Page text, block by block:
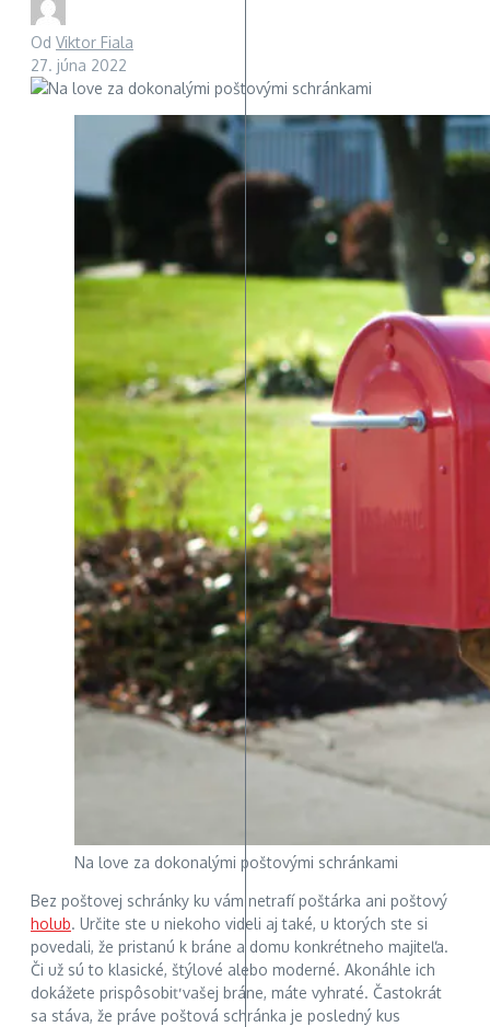
Od Viktor Fiala
27. júna 2022
Na love za dokonalými poštovými schránkami
Bez poštovej schránky ku vám netrafí poštárka ani poštový
holub. Určite ste u niekoho videli aj také, u ktorých ste si
povedali, že pristanú k bráne a domu konkrétneho majiteľa.
Či už sú to klasické, štýlové alebo moderné. Akonáhle ich
dokážete prispôsobiť vašej bráne, máte vyhraté. Častokrát
sa stáva, že práve poštová schránka je posledný kus